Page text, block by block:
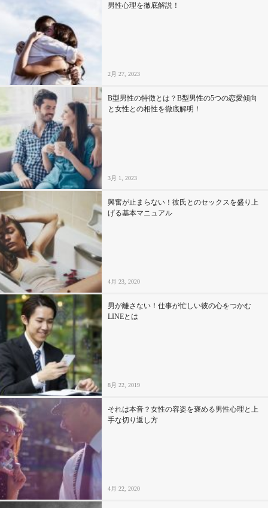
男性心理を徹底解説！
2月 27, 2023
B型男性の特徴とは？B型男性の5つの恋愛傾向
と女性との相性を徹底解明！
3月 1, 2023
興奮が止まらない！彼氏とのセックスを盛り上
げる基本マニュアル
4月 23, 2020
男が離さない！仕事が忙しい彼の心をつかむ
LINEとは
8月 22, 2019
それは本音？女性の容姿を褒める男性心理と上
手な切り返し方
4月 22, 2020